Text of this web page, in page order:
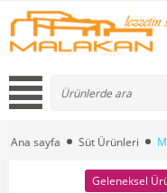
Ana sayfa Süt Ürünleri
Geleneksel